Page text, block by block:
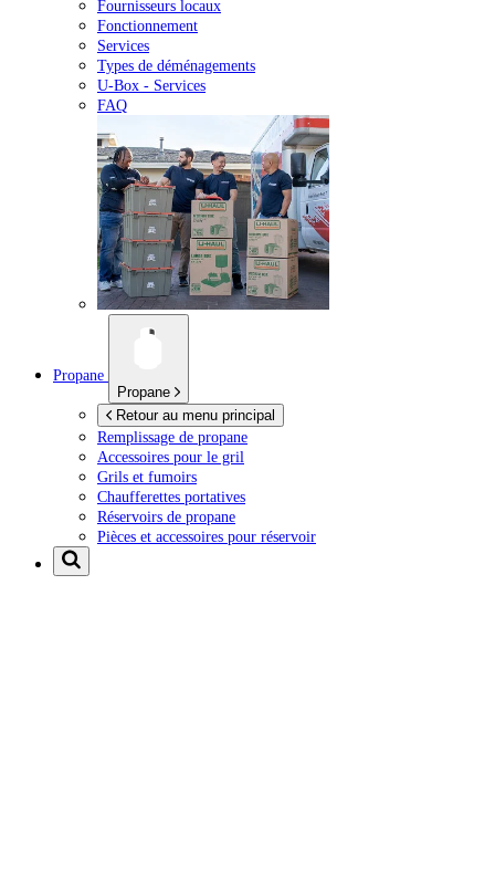
Fournisseurs locaux
Fonctionnement
Services
Types de déménagements
U-Box - Services
FAQ
Propane
Propane
Retour au menu principal
Remplissage de propane
Accessoires pour le gril
Grils et fumoirs
Chaufferettes portatives
Réservoirs de propane
Pièces et accessoires pour réservoir